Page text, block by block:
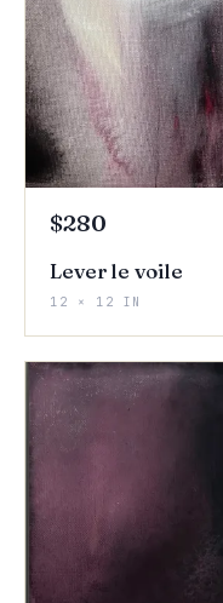
$280
Lever le voile
12 × 12 IN